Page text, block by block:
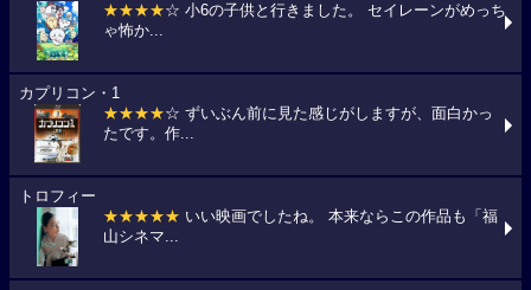
★★★★☆ 小6の子供と行きました。 セイレーンがめっち
ゃ怖か...
カプリコン・1
★★★★☆ ずいぶん前に見た感じがしますが、面白かっ
たです。作...
トロフィー
★★★★★ いい映画でしたね。 本来ならこの作品も「福
山シネマ...